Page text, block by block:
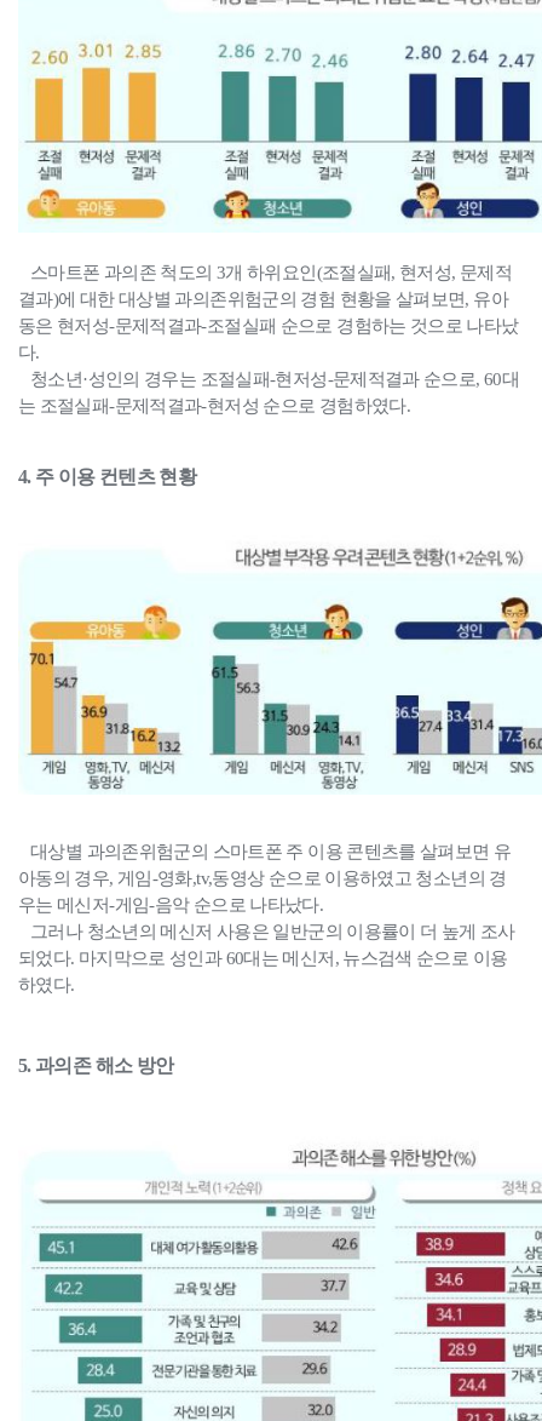
스마트폰 과의존 척도의 3개 하위요인(조절실패, 현저성, 문제적
결과)에 대한 대상별 과의존위험군의 경험 현황을 살펴보면, 유아
동은 현저성-문제적결과-조절실패 순으로 경험하는 것으로 나타났
다.
청소년·성인의 경우는 조절실패-현저성-문제적결과 순으로, 60대
는 조절실패-문제적결과-현저성 순으로 경험하였다.
4. 주 이용 컨텐츠 현황
대상별 과의존위험군의 스마트폰 주 이용 콘텐츠를 살펴보면 유
아동의 경우, 게임-영화,tv,동영상 순으로 이용하였고 청소년의 경
우는 메신저-게임-음악 순으로 나타났다.
그러나 청소년의 메신저 사용은 일반군의 이용률이 더 높게 조사
되었다. 마지막으로 성인과 60대는 메신저, 뉴스검색 순으로 이용
하였다.
5. 과의존 해소 방안